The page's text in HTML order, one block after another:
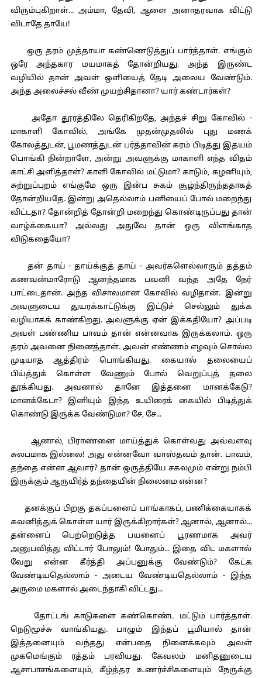
விரும்புகிறாள்... அம்மா, தேவி, ஆளை அனாதரவாக விட்டு
விடாதே தாயே!
ஒரு தரம் முத்தாயா கண்ணெடுத்துப் பார்த்தாள். எங்கும்
ஒரே அந்தகார மயமாகத் தோன்றியது. அந்த இருண்ட
வழியில் தான் அவள் ஒளியைத் தேடி அலைய வேண்டும்.
அந்த அலைச்சல் வீண் முயற்சிதானா? யார் கண்டார்கள்?
அதோ தூரத்திலே தெரிகிறதே, அந்தச் சிறு கோவில் -
மாகாளி கோவில், அங்கே முதன்முதலில் புது மணக்
கோலத்துடன், பூமணத்துடன் பர்த்தாவின் கரம் பிடித்து இதயம்
பொங்கி நின்றாளே, அன்று அவளுக்கு மாகாளி எந்த விதம்
காட்சி அளித்தாள்? காளி கோவில் மட்டுமா? காடும், கழனியும்,
சுற்றுப்புறம் எங்குமே ஒரு இன்ப சுகம் சூழ்ந்திருந்ததாகத்
தோன்றியதே. இன்று அதெல்லாம் பனியைப் போல் மறைந்து
விட்டதா? தோன்றித் தோன்றி மறைந்து கொண்டிருப்பது தான்
வாழ்க்கையா? அல்லது அதுவே தான் ஒரு விளங்காத
விடுகதையோ?
தன் தாய் - தாய்க்குத் தாய் - அவர்களெல்லாரும் தத்தம்
கணவன்மாரோடு ஆனந்தமாக பவனி வந்த அதே நேர்
பாட்டைதான். அந்த விசாலமான கோவில் வழிதான். இன்று
அவளுடைய துயரக்காட்டுக்கு இட்டுச் செல்லும் துக்க
வழியாகக் காண்கிறது. அவளுக்கு ஏன் இக்கதியோ? அப்படி
அவள் பண்ணிய பாவம் தான் என்னவாக இருக்கலாம். ஒரு
தரம் அவனை நினைத்தாள். அவன் எண்ணம் எழவும் சொல்ல
முடியாத ஆத்திரம் பொங்கியது. கையால் தலையைப்
பிய்த்துக் கொள்ள வேணும் போல் வெறுப்புத் தலை
தூக்கியது. அவனால் தானே இத்தனை மானக்கேடு?
மானக்கேடா? இனியும் இந்த உயிரைக் கையில் பிடித்துக்
கொண்டு இருக்க வேண்டுமா? சே, சே...
ஆனால், பிராணனை மாய்த்துக் கொள்வது அவ்வளவு
சுலபமாக இல்லை! அது என்னவோ வாஸ்தவம் தான். பாவம்,
தந்தை என்ன ஆவார்? தான் ஒருத்தியே சகலமும் என்று நம்பி
இருக்கும் ஆருயிர்த் தந்தையின் நிலைமை என்ன?
தனக்குப் பிறகு தகப்பனைப் பாங்காகப், பணிக்கையாகக்
கவனித்துக் கொள்ள யார் இருக்கிறார்கள்? ஆனால், ஆனால்...
தன்னைப் பெற்றெடுத்த பயனைப் பூரணமாக அவர்
அனுபவித்து விட்டார் போலும்! போதும்... இதை விட மகளால்
வேறு என்ன கீர்த்தி அப்பனுக்கு வேண்டும்? கேட்க
வேண்டியதெல்லாம் - அடைய வேண்டியதெல்லாம் - இந்த
அருமை மகளால் அடைந்தாகி விட்டது...
தோட்டங் காடுகளை கண்கொண்ட மட்டும் பார்த்தாள்.
நெடுமூச்சு வாங்கியது. பாழும் இந்தப் பூமியால் தான்
இத்தனையும் வந்தது என்பதை நினைக்கவும் அவள்
முகமெங்கும் ரத்தம் பரவியது. கேவலம் மனிதனுடைய
ஆசாபாசங்களையும், கீழ்த்தர உணர்ச்சிகளையும் நேருக்கு